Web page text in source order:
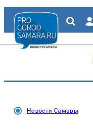
Новости Самары